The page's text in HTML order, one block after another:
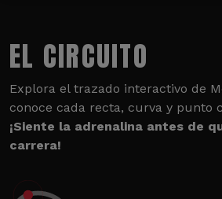
EL CIRCUITO
Explora el trazado interactivo de
conoce cada recta, curva y punto
¡Siente la adrenalina antes de
carrera!